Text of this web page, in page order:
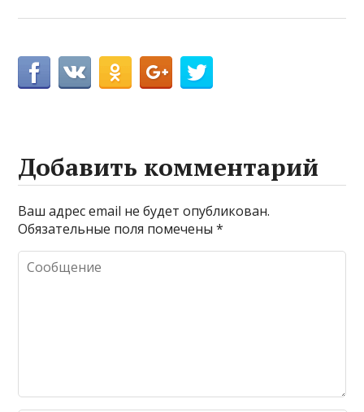
Добавить комментарий
Ваш адрес email не будет опубликован.
Обязательные поля помечены*